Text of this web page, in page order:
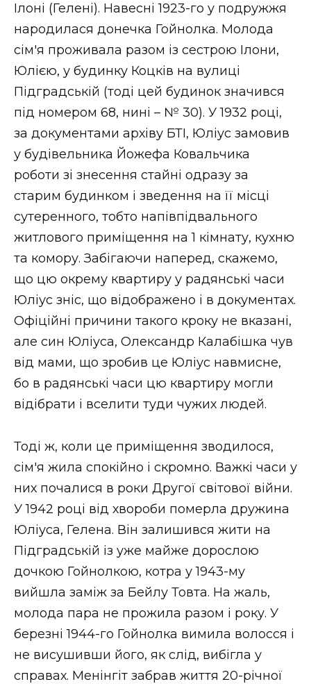
Ілоні (Гелені). Навесні 1923-го у подружжя
народилася донечка Гойнолка. Молода
сім'я проживала разом із сестрою Ілони,
Юлією, у будинку Коцків на вулиці
Підградській (тоді цей будинок значився
під номером 68, нині – № 30). У 1932 році,
за документами архіву БТІ, Юліус замовив
у будівельника Йожефа Ковальчика
роботи зі знесення стайні одразу за
старим будинком і зведення на її місці
сутеренного, тобто напівпідвального
житлового приміщення на 1 кімнату, кухню
та комору. Забігаючи наперед, скажемо,
що цю окрему квартиру у радянські часи
Юліус зніс, що відображено і в документах.
Офіційні причини такого кроку не вказані,
але син Юліуса, Олександр Калабішка чув
від мами, що зробив це Юліус навмисне,
бо в радянські часи цю квартиру могли
відібрати і вселити туди чужих людей.
Тоді ж, коли це приміщення зводилося,
сім'я жила спокійно і скромно. Важкі часи у
них почалися в роки Другої світової війни.
У 1942 році від хвороби померла дружина
Юліуса, Гелена. Він залишився жити на
Підградській із уже майже дорослою
дочкою Гойнолкою, котра у 1943-му
вийшла заміж за Бейлу Товта. На жаль,
молода пара не прожила разом і року. У
березні 1944-го Гойнолка вимила волосся і
не висушивши його, як слід, вибігла у
справах. Менінгіт забрав життя 20-річної